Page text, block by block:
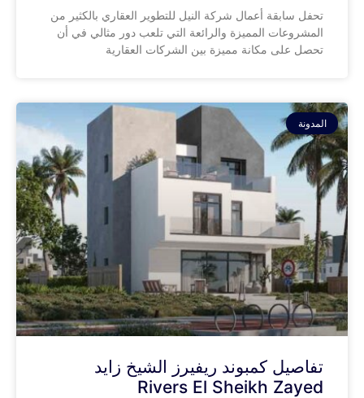
تحفل سابقة أعمال شركة النيل للتطوير العقاري بالكثير من
المشروعات المميزة والرائعة التي تلعب دور مثالي في أن
تحصل على مكانة مميزة بين الشركات العقارية
المدونة
تفاصيل كمبوند ريفيرز الشيخ زايد
Rivers El Sheikh Zayed